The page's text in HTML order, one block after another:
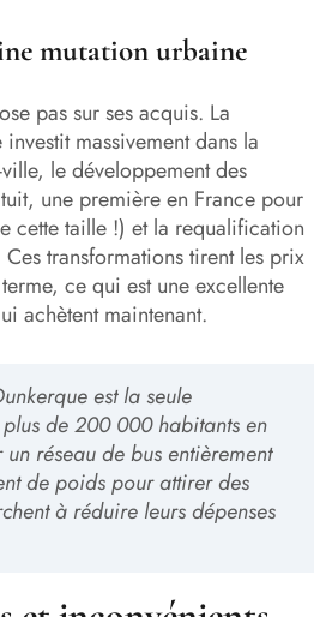
mutation urbaine
pas sur ses acquis. La
massivement dans la
le développement des
une première en France pour
cette taille !) et la requalification
transformations tirent les prix
ce qui est une excellente
achètent maintenant.
est la seule
de 200 000 habitants en
réseau de bus entièrement
de poids pour attirer des
à réduire leurs dépenses